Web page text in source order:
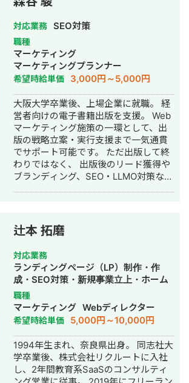
点も強みです。 制作において「お客様
の想いを丁寧に受けとめ、目的達成と
理想の実現に導くこと」を大切にして
います。ただ見た目を整えるだけでな
く、商品やサービスの魅力を正しく伝
え、届けたい人に届き、成果につなが
る「伝わるデザイン」を目指していま
す。 また、納品して終わりではなく、
公開後の運用や改善にも柔軟に対応。
「困ったときに相談できるWebのパー
トナー」として、安心して頼っていた
だける存在を目指し、心を込めて取り
組んでいます。
宅領域では、Web支援の実績が豊富
で、 セミナーや資料制作を通じた業界
向けの教育にも携わってきました。 実
務経験に基づく課題理解や、商習慣に
即した提案力をご評価いただいており
ます。 前職では制作・マーケティン
グ・営業管理など、事業全体を横断す
る業務を担当。 その経験から、Web制
作にとどまらず、SEO対策・SNS運
用・広告運用・コンテンツ制作など、
“最短で成果につなげる仕組みづく
り”を得意としております。 また、Web
業界でよく耳にする 「コミュニケーシ
ョンが大変」 「制作会社任せで、進行
や費用が不透明」 といった課題を解消
するため、 スムーズに進められ、無駄
い」「任せやすい」と感じていただけ
る存在でありたいと考えています。
Web制作はもちろん、今後の事業成長
を一緒に形にしていけるパートナーと
してお力になれれば嬉しいです。
対応業務 SEO対策
職種
マーケティング
マーケティングプランナー
希望時給単価 3,000円～5,000円
大阪大学卒業後、上場企業に就職。 経
営者向けの電子書籍出版を支援。 Web
マーケティング施策の一環として、出
版の戦略立案・実行支援まで一気通貫
でサポート可能です。 ただ出版して終
わりではなく、 出版後のリード獲得や
ブランディング、SEO・LLMO対策など
shuunn-sh33
辻本 拓磨
対応業務
ランディングページ（LP）制作・作
成・SEO対策・新規事業立上・ホーム
ページ制作・作成・リスティング広告
運用代行
職種
マーケティング Webディレクター
希望時給単価 5,000円～10,000円
1994年生まれ、奈良県出身。 同志社大
学卒業後、株式会社リクルートに入社
し、2年間教育系SaaSのコンサルティ